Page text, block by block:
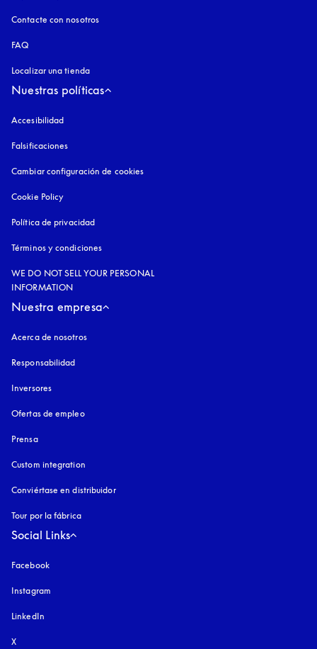
Contacte con nosotros
FAQ
Localizar una tienda
Nuestras políticas
Accesibilidad
Falsificaciones
Cambiar configuración de cookies
Cookie Policy
Política de privacidad
Términos y condiciones
WE DO NOT SELL YOUR PERSONAL
INFORMATION
Nuestra empresa
Acerca de nosotros
Responsabilidad
Inversores
Ofertas de empleo
Prensa
Custom integration
Conviértase en distribuidor
Tour por la fábrica
Social Links
Facebook
Instagram
LinkedIn
X